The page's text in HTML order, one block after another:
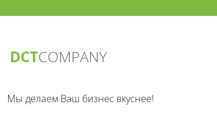
DCTCO­­­­MPANY
Мы делаем Ваш бизнес вкуснее!